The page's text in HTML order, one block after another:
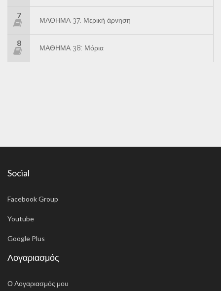
7
ΜΑΘΗΜΑ 37: Μερική άρνηση
8
ΜΑΘΗΜΑ 38: Μόρια
Social
Facebook Group
Youtube
Google Plus
Λογαριασμός
Ο Λογαριασμός μου